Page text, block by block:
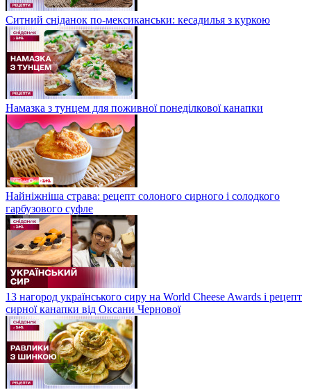
Ситний сніданок по-мексиканськи: кесадилья з куркою
Намазка з тунцем для поживної понеділкової канапки
Найніжніша страва: рецепт солоного сирного і солодкого
гарбузового суфле
13 нагород українського сиру на World Cheese Awards і рецепт
сирної канапки від Оксани Чернової